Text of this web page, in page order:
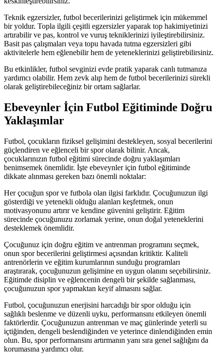
Teknik egzersizler, futbol becerilerinizi geliştirmek için mükemmel
bir yoldur. Topla ilgili çeşitli egzersizler yaparak top hakimiyetinizi
artırabilir ve pas, kontrol ve vuruş tekniklerinizi iyileştirebilirsiniz.
Basit pas çalışmaları veya topu havada tutma egzersizleri gibi
aktivitelerle hem eğlenebilir hem de yeteneklerinizi geliştirebilirsiniz.
Bu etkinlikler, futbol sevginizi evde pratik yaparak canlı tutmanıza
yardımcı olabilir. Hem zevk alıp hem de futbol becerilerinizi sürekli
olarak geliştirebileceğiniz bir ortam sağlarlar.
Ebeveynler İçin Futbol Eğitiminde Doğru
Yaklaşımlar
Futbol, çocukların fiziksel gelişimini destekleyen, sosyal becerilerini
güçlendiren ve eğlenceli bir spor olarak bilinir. Ancak,
çocuklarınızın futbol eğitimi sürecinde doğru yaklaşımları
benimsemek önemlidir. İşte ebeveynler için futbol eğitiminde
dikkate alınması gereken bazı önemli noktalar:
Her çocuğun spor ve futbola olan ilgisi farklıdır. Çocuğunuzun ilgi
gösterdiği ve yetenekli olduğu alanları keşfetmek, onun
motivasyonunu artırır ve kendine güvenini geliştirir. Eğitim
sürecinde çocuğunuzu zorlamak yerine, onun doğal yeteneklerini
desteklemek önemlidir.
Çocuğunuz için doğru eğitim ve antrenman programını seçmek,
onun spor becerilerini geliştirmesi açısından kritiktir. Kaliteli
antrenörlerin ve eğitim kurumlarının sunduğu programları
araştırarak, çocuğunuzun gelişimine en uygun olanını seçebilirsiniz.
Eğitimde disiplin ve eğlencenin dengeli bir şekilde sağlanması,
çocuğunuzun spor yapmaktan keyif almasını sağlar.
Futbol, çocuğunuzun enerjisini harcadığı bir spor olduğu için
sağlıklı beslenme ve düzenli uyku, performansını etkileyen önemli
faktörlerdir. Çocuğunuzun antrenman ve maç günlerinde yeterli su
içtiğinden, dengeli beslendiğinden ve yeterince dinlendiğinden emin
olun. Bu, spor performansını artırmanın yanı sıra genel sağlığını da
korumasına yardımcı olur.